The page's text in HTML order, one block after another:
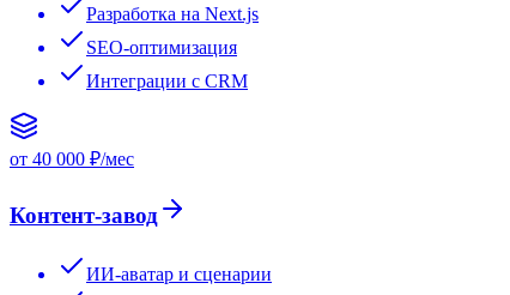
Разработка на Next.js
SEO-оптимизация
Интеграции с CRM
от 40 000 ₽/мес
Контент-завод
ИИ-аватар и сценарии